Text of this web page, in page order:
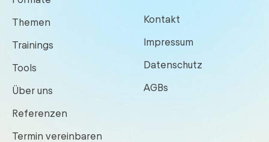
Themen
Trainings
Tools
Über uns
Referenzen
Termin vereinbaren
Kontakt
Impressum
Datenschutz
AGBs